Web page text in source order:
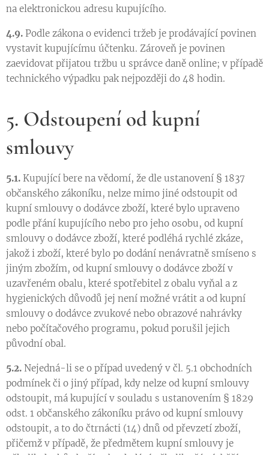
na elektronickou adresu kupujícího.
4.9. Podle zákona o evidenci tržeb je prodávající povinen
vystavit kupujícímu účtenku. Zároveň je povinen
zaevidovat přijatou tržbu u správce daně online; v případě
technického výpadku pak nejpozději do 48 hodin.
5. Odstoupení od kupní
smlouvy
5.1. Kupující bere na vědomí, že dle ustanovení § 1837
občanského zákoníku, nelze mimo jiné odstoupit od
kupní smlouvy o dodávce zboží, které bylo upraveno
podle přání kupujícího nebo pro jeho osobu, od kupní
smlouvy o dodávce zboží, které podléhá rychlé zkáze,
jakož i zboží, které bylo po dodání nenávratně smíseno s
jiným zbožím, od kupní smlouvy o dodávce zboží v
uzavřeném obalu, které spotřebitel z obalu vyňal a z
hygienických důvodů jej není možné vrátit a od kupní
smlouvy o dodávce zvukové nebo obrazové nahrávky
nebo počítačového programu, pokud porušil jejich
původní obal.
5.2. Nejedná-li se o případ uvedený v čl. 5.1 obchodních
podmínek či o jiný případ, kdy nelze od kupní smlouvy
odstoupit, má kupující v souladu s ustanovením § 1829
odst. 1 občanského zákoníku právo od kupní smlouvy
odstoupit, a to do čtrnácti (14) dnů od převzetí zboží,
přičemž v případě, že předmětem kupní smlouvy je